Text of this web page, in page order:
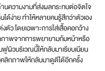
ความงามที่ส่งผลกระทบต่อจิตใจ
ได้ง่าย ทำให้หลายคนรู้สึกว่าตัวเอง
ตัว โดยเฉพาะการใส่เสื้อคอกว้าง
ภาพจากการพยายามก้มหน้าหรือ
ผิวบริเวณนี้ให้กลับมาเรียบเนียน
คลิกภาพให้กลับมาดูดีได้อีกครั้ง